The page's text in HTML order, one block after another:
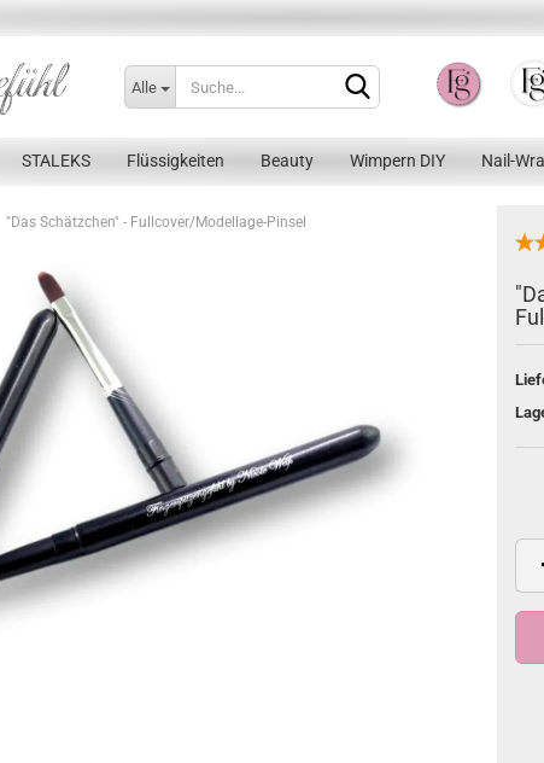
Passwort vergessen?
Alle
STALEKS Flüssigkeiten Beauty Wimpern DIY Nail-
"Das Schätzchen" - Fullcover/Modellage-Pinsel